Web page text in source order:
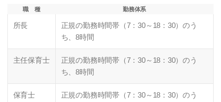
職 種 勤務体系
所長
正規の勤務時間帯（7：30～18：30）のう
ち、8時間
主任保育士
正規の勤務時間帯（7：30～18：30）のう
ち、8時間
保育士
正規の勤務時間帯（7：30～18：30）のう